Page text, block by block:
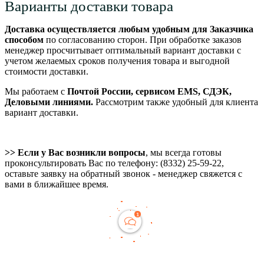
Варианты доставки товара
Доставка осуществляется любым удобным для Заказчика
способом по согласованию сторон. При обработке заказов
менеджер просчитывает оптимальный вариант доставки с
учетом желаемых сроков получения товара и выгодной
стоимости доставки.
Мы работаем с Почтой России, сервисом EMS, СДЭК,
Деловыми линиями. Рассмотрим также удобный для клиента
вариант доставки.
>> Если у Вас возникли вопросы, мы всегда готовы
проконсультировать Вас по телефону: (8332) 25-59-22,
оставьте заявку на обратный звонок - менеджер свяжется с
вами в ближайшее время.